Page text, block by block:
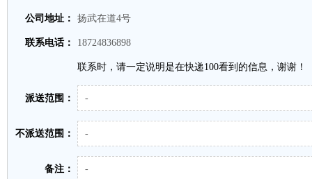
公司地址： 扬武在道4号
联系电话： 18724836898
联系时，请一定说明是在快递100看到的信息，谢谢！
派送范围： -
不派送范围： -
备注： -